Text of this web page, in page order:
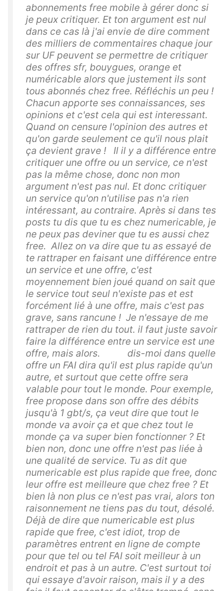
abonnements free mobile à gérer donc si
je peux critiquer. Et ton argument est nul
dans ce cas là j'ai envie de dire comment
des milliers de commentaires chaque jour
sur UF peuvent se permettre de critiquer
des offres sfr, bouygues, orange et
numéricable alors que justement ils sont
tous abonnés chez free. Réfléchis un peu !
Chacun apporte ses connaissances, ses
opinions et c'est cela qui est interessant.
Quand on censure l'opinion des autres et
qu'on garde seulement ce qu'il nous plait
ça devient grave ! Il il y a différence entre
critiquer une offre ou un service, ce n'est
pas la même chose, donc non mon
argument n'est pas nul. Et donc critiquer
un service qu'on n'utilise pas n'a rien
intéressant, au contraire. Après si dans tes
posts tu dis que tu es chez numericable, je
ne peux pas deviner que tu es aussi chez
free. Allez on va dire que tu as essayé de
te rattraper en faisant une différence entre
un service et une offre, c'est
moyennement bien joué quand on sait que
le service tout seul n'existe pas et est
forcément lié à une offre, mais c'est pas
grave, sans rancune ! Je n'essaye de me
rattraper de rien du tout. il faut juste savoir
faire la différence entre un service est une
offre, mais alors. dis-moi dans quelle
offre un FAI dira qu'il est plus rapide qu'un
autre, et surtout que cette offre sera
valable pour tout le monde. Pour exemple,
free propose dans son offre des débits
jusqu'à 1 gbt/s, ça veut dire que tout le
monde va avoir ça et que chez tout le
monde ça va super bien fonctionner ? Et
bien non, donc une offre n'est pas liée à
une qualité de service. Tu as dit que
numericable est plus rapide que free, donc
leur offre est meilleure que chez free ? Et
bien là non plus ce n'est pas vrai, alors ton
raisonnement ne tiens pas du tout, désolé.
Déjà de dire que numericable est plus
rapide que free, c'est idiot, trop de
paramètres entrent en ligne de compte
pour que tel ou tel FAI soit meilleur à un
endroit et pas à un autre. C'est surtout toi
qui essaye d'avoir raison, mais il y a des